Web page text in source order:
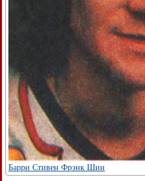
Барри Стивен Фрэнк Шин